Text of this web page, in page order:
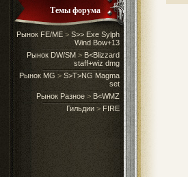
Темы форума
Рынок FE/ME > S>> Exe Sylph
Wind Bow+13
Рынок DW/SM > B<Blizzard
staff+wiz dmg
Рынок MG > S>T>NG Magma
set
Рынок Разное > B<WMZ
Гильдии > FIRE